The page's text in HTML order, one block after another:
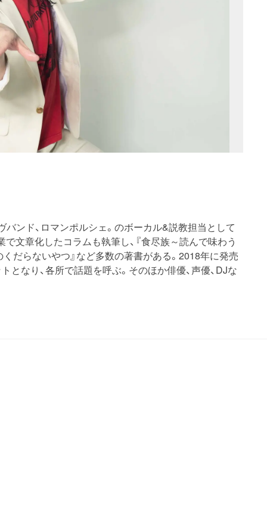
ンド、ロマンポルシェ。のボーカル&説教担当として
文章化したコラムも執筆し、『食尽族～読んで味わう
だらないやつ』など多数の著書がある。2018年に発売
となり、各所で話題を呼ぶ。そのほか俳優、声優、DJな